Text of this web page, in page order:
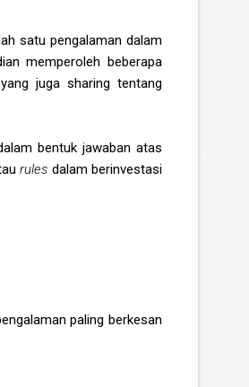
satu pengalaman dalam
memperoleh beberapa
juga sharing tentang
bentuk jawaban atas
rules dalam berinvestasi
paling berkesan